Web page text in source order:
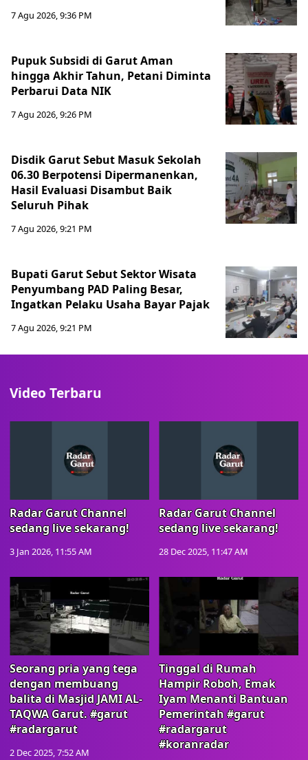
7 Agu 2026, 9:36 PM
Pupuk Subsidi di Garut Aman
hingga Akhir Tahun, Petani Diminta
Perbarui Data NIK
7 Agu 2026, 9:26 PM
Disdik Garut Sebut Masuk Sekolah
06.30 Berpotensi Dipermanenkan,
Hasil Evaluasi Disambut Baik
Seluruh Pihak
7 Agu 2026, 9:21 PM
Bupati Garut Sebut Sektor Wisata
Penyumbang PAD Paling Besar,
Ingatkan Pelaku Usaha Bayar Pajak
7 Agu 2026, 9:21 PM
Video Terbaru
Radar Garut Channel
sedang live sekarang!
3 Jan 2026, 11:55 AM
Radar Garut Channel
sedang live sekarang!
28 Dec 2025, 11:47 AM
Seorang pria yang tega
dengan membuang
balita di Masjid JAMI AL-
TAQWA Garut. #garut
#radargarut
2 Dec 2025, 7:52 AM
Tinggal di Rumah
Hampir Roboh, Emak
Iyam Menanti Bantuan
Pemerintah #garut
#radargarut
#koranradar